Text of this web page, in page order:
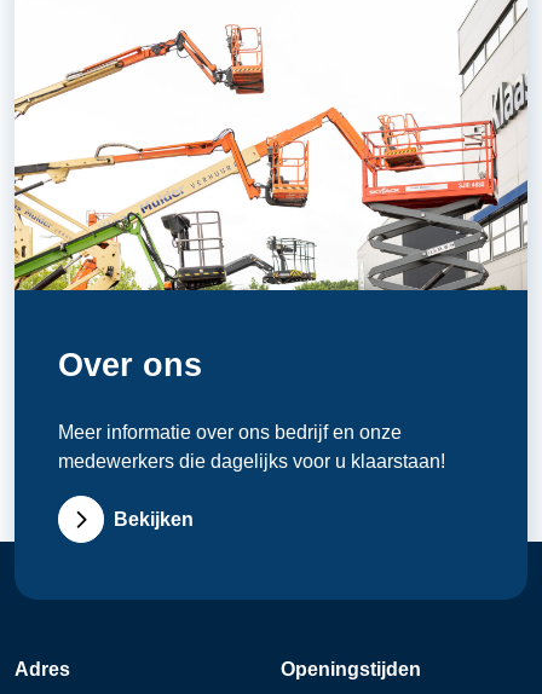
Over ons
Meer informatie over ons bedrijf en onze
medewerkers die dagelijks voor u klaarstaan!
Bekijken
Adres Openingstijden